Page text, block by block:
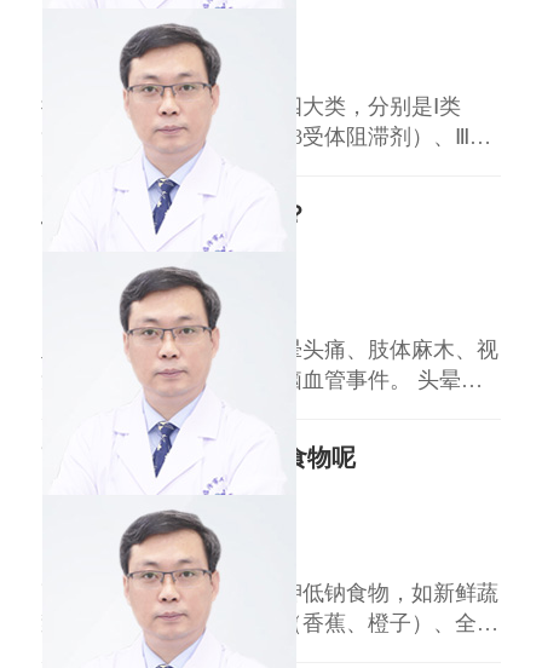
作用： 可能出现头晕、乏力、低血压等，多与
血压下降有关。罕见副作用包括高钾血症、肾
王益民 副主任医师
临汾市人民医院
抗心律失常药物主要分为四大类，分别是Ⅰ类
（钠通道阻滞剂）、Ⅱ类（β受体阻滞剂）、Ⅲ类
（延长动作电位时程药）和Ⅳ类（钙通道阻滞
剂）。 Ⅰ类（钠通道阻滞剂）：可进一步分为
Ⅰa（如奎尼丁）、Ⅰb（如利多卡因）、Ⅰc（如普
罗帕酮），通过阻滞心肌细胞钠通道发挥作用，
适用于室性或室上性心律失常，但需注意Ⅰc类可
血粘度高的症状是什么？
王益民 副主任医师
临汾市人民医院
血粘度高常见症状包括头晕头痛、肢体麻木、视
力模糊，严重时可引发心脑血管事件。 头晕头
痛：血液粘稠度升高致脑部血流缓慢，脑组织供
氧不足，常表现为晨起头晕、午后嗜睡，活动后
短暂缓解。高血压患者若合并血粘度高，头痛可
能更剧烈。 肢体麻木：肢体末梢血液循环不
畅，出现手脚发麻、活动不灵活，尤其单侧肢体
症状需警
高血压病人最好吃什么食物呢
王益民 副主任医师
临汾市人民医院
高血压病人应优先选择高钾低钠食物，如新鲜蔬
菜（菠菜、芹菜）、水果（香蕉、橙子）、全谷
物（燕麦、糙米）及低脂奶制品，同时控制总热